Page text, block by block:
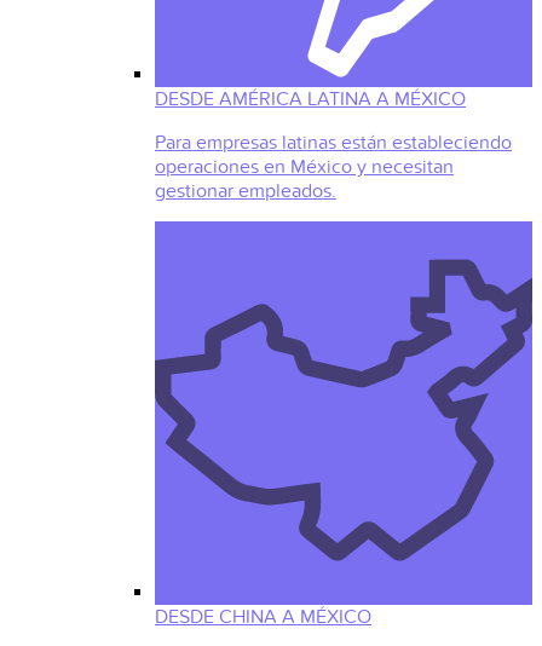
DESDE AMÉRICA LATINA A MÉXICO
Para empresas latinas están estableciendo
operaciones en México y necesitan
gestionar empleados.
DESDE CHINA A MÉXICO